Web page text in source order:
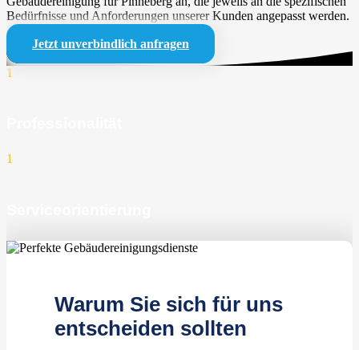
Bedürfnisse und Anforderungen unserer Kunden angepasst werden.
Jetzt unverbindlich anfragen
1
1
1
zufriedene Kunden
Warum Sie sich für uns
entscheiden sollten